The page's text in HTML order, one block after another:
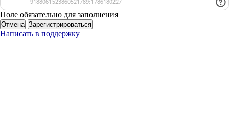
Поле обязательно для заполнения
Отмена Зарегистрироваться
Написать в поддержку